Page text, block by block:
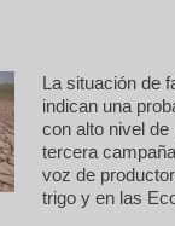
La situación de
indican una
con alto nivel
tercera
voz de
trigo y en las